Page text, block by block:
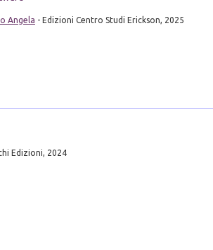
Angela - Edizioni Centro Studi Erickson, 2025
Edizioni, 2024